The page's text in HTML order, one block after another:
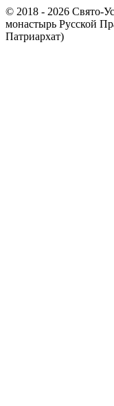
© 2018 - 2026 Свято-
монастырь Русской
Патриархат)